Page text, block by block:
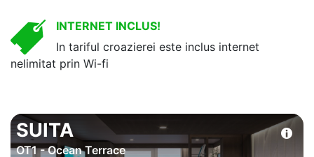
INTERNET INCLUS!
In tariful croazierei este inclus internet
nelimitat prin Wi-fi
SUITA
OT1 - Ocean Terrace